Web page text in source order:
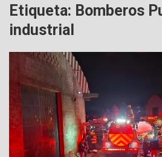
Etiqueta: Bomberos
industrial